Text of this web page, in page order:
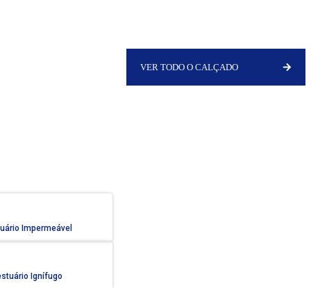
VER TODO O CALÇADO
Impermeável
Ignífugo